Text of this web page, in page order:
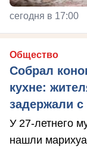
сегодня в 17:00
Общество
Собрал
кухне:
задержали с
У 27-летнего
нашли